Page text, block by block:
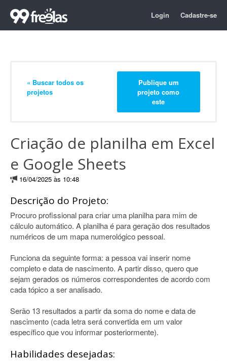
Login Cadastre-se
« Buscar todos os
projetos
Publique um
projeto como
este
Criação de planilha em Excel
e Google Sheets
16/04/2025 às 10:48
Descrição do Projeto:
Procuro profissional para criar uma planilha para mim de
cálculo automático. A planilha é para geração dos resultados
numéricos de um mapa numerológico pessoal.
Funciona da seguinte forma: a pessoa vai inserir nome
completo e data de nascimento. A partir disso, quero que
sejam gerados os números correspondentes de acordo com
cada tópico a ser analisado.
Serão 13 resultados a partir da soma do nome e data de
nascimento (cada letra será convertida em um valor
específico que vou informar posteriormente).
Habilidades desejadas: